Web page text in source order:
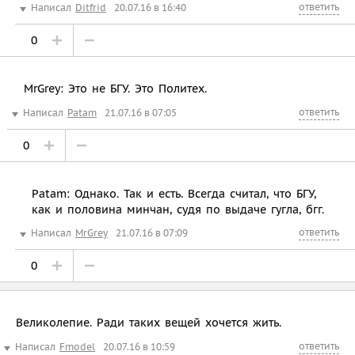
Написал Ditfrid 20.07.16 в 16:40 ответить
0
MrGrey: Это не БГУ. Это Политех.
Написал Patam 21.07.16 в 07:05 ответить
0
Patam: Однако. Так и есть. Всегда считал, что БГУ,
как и половина минчан, судя по выдаче гугла, бгг.
Написал MrGrey 21.07.16 в 07:09 ответить
0
Великолепие. Ради таких вещей хочется жить.
Написал Fmodel 20.07.16 в 10:59 ответить